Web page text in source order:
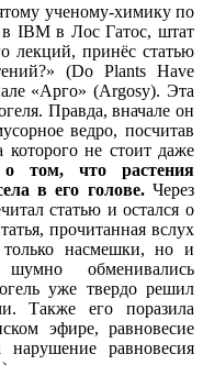
ученому-химику по
IBM в Лос Гатос, штат
лекций, принёс статью
(Do Plants Have
«Арго» (Argosy). Эта
Правда, вначале он
ведро, посчитав
которого не стоит даже
том, что растения
в его голове.Через
статью и остался о
прочитанная вслух
только насмешки, но и
обменивались
уже твердо решил
Также его поразила
эфире, равновесие
нарушение равновесия